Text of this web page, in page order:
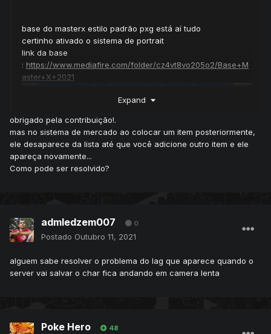
base do masterx estilo padrão pxg está aí tudo
certinho ativado o sistema de portrait
link da base
: https://www.mediafire.com/folder/cz4vt8vo205o2/Base+M
aster+X+2021
Expand
obrigado pela contribuição!.
mas no sistema de mercado ao colocar um item posteriormente,
ele desaparece da lista até que você adicione outro item e ele
apareça novamente...
Como pode ser resolvido?
admledzem007 0
Postado Outubro 11, 2021
alguem sabe resolver o problema do lag que aparece quando o
server vai salvar o char fica andando em camera lenta
Poke Hero 48